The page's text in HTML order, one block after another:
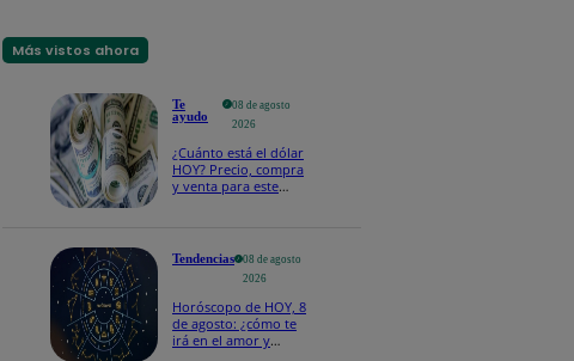
Más vistos ahora
Te
ayudo
08 de agosto
2026
¿Cuánto está el dólar
HOY? Precio, compra
y venta para este
Tendencias
08 de agosto
2026
Horóscopo de HOY, 8
de agosto: ¿cómo te
irá en el amor y